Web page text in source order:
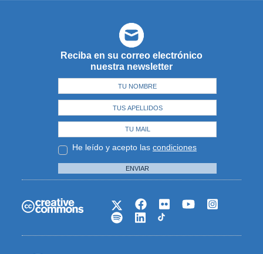
Reciba en su correo electrónico
nuestra newsletter
He leído y acepto las condiciones
ENVIAR